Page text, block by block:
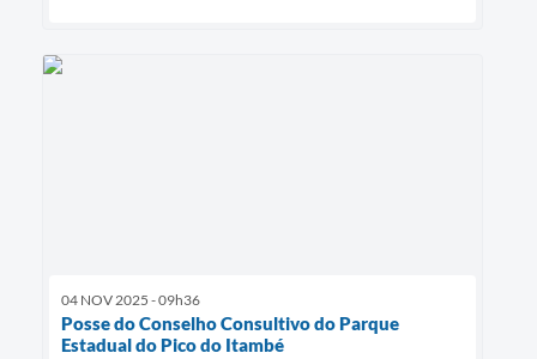
04 NOV 2025 - 09h36
Posse do Conselho Consultivo do Parque
Estadual do Pico do Itambé